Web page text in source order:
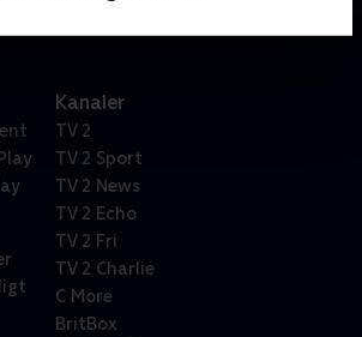
Kanaler
TV 2
TV 2 Sport
TV 2 News
TV 2 Echo
TV 2 Fri
TV 2 Charlie
C More
BritBox